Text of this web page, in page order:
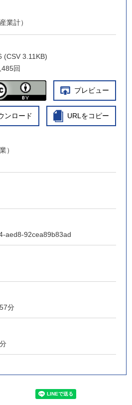
業計）
(CSV 3.11KB)
回
プレビュー
ンロード URLをコピー
）
aed8-92cea89b83ad
分